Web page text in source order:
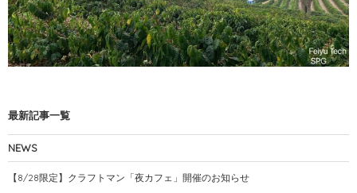
最新記事一覧
NEWS
【8/28限定】クラフトマン「夜カフェ」開催のお知らせ